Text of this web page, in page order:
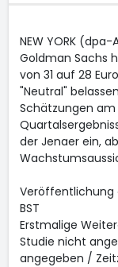
NEW YORK
Goldman Sachs
von 31 auf 28
"Neutral"
Schätzungen
der Jenaer ein,
Veröffentlichung
BST
Erstmalige
Studie nicht
angegeben /